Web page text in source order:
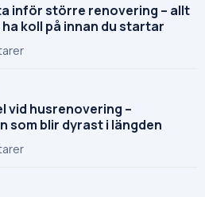
inför större renovering – allt
koll på innan du startar
vid husrenovering –
som blir dyrast i längden